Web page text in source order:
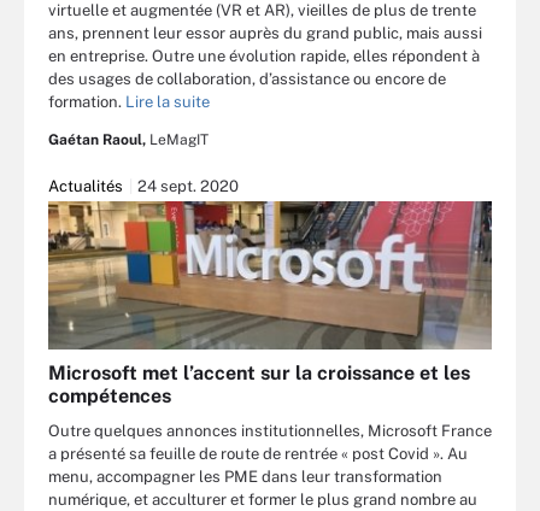
virtuelle et augmentée (VR et AR), vieilles de plus de trente
ans, prennent leur essor auprès du grand public, mais aussi
en entreprise. Outre une évolution rapide, elles répondent à
des usages de collaboration, d’assistance ou encore de
formation. Lire la suite
Gaétan Raoul, LeMagIT
Actualités 24 sept. 2020
Microsoft met l’accent sur la croissance et les
compétences
Outre quelques annonces institutionnelles, Microsoft France
a présenté sa feuille de route de rentrée « post Covid ». Au
menu, accompagner les PME dans leur transformation
numérique, et acculturer et former le plus grand nombre au